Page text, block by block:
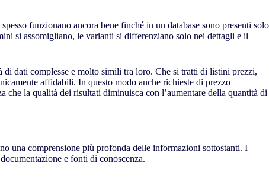
funzionano ancora bene finché in un database sono presenti solo
si assomigliano, le varianti si differenziano solo nei dettagli e il
dati complesse e molto simili tra loro. Che si tratti di listini prezzi,
affidabili. In questo modo anche richieste di prezzo
la qualità dei risultati diminuisca con l’aumentare della quantità di
una comprensione più profonda delle informazioni sottostanti. I
e fonti di conoscenza.